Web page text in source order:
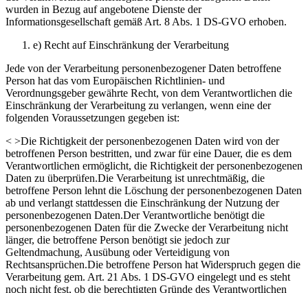
wurden in Bezug auf angebotene Dienste der
Informationsgesellschaft gemäß Art. 8 Abs. 1 DS-GVO erhoben.
e) Recht auf Einschränkung der Verarbeitung
Jede von der Verarbeitung personenbezogener Daten betroffene
Person hat das vom Europäischen Richtlinien- und
Verordnungsgeber gewährte Recht, von dem Verantwortlichen die
Einschränkung der Verarbeitung zu verlangen, wenn eine der
folgenden Voraussetzungen gegeben ist:
< >Die Richtigkeit der personenbezogenen Daten wird von der
betroffenen Person bestritten, und zwar für eine Dauer, die es dem
Verantwortlichen ermöglicht, die Richtigkeit der personenbezogenen
Daten zu überprüfen.Die Verarbeitung ist unrechtmäßig, die
betroffene Person lehnt die Löschung der personenbezogenen Daten
ab und verlangt stattdessen die Einschränkung der Nutzung der
personenbezogenen Daten.Der Verantwortliche benötigt die
personenbezogenen Daten für die Zwecke der Verarbeitung nicht
länger, die betroffene Person benötigt sie jedoch zur
Geltendmachung, Ausübung oder Verteidigung von
Rechtsansprüchen.Die betroffene Person hat Widerspruch gegen die
Verarbeitung gem. Art. 21 Abs. 1 DS-GVO eingelegt und es steht
noch nicht fest, ob die berechtigten Gründe des Verantwortlichen